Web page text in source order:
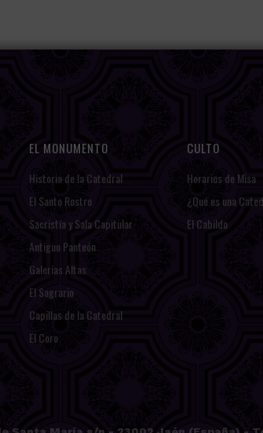
EL MONUMENTO
Historia de la Catedral
El Santo Rostro
Sacristía y Sala Capitular
Antiguo Panteón
Galerías Altas
El Sagrario
Capillas de la Catedral
El Coro
CULTO
Horarios de Misa
¿Qué es una
El Cabildo